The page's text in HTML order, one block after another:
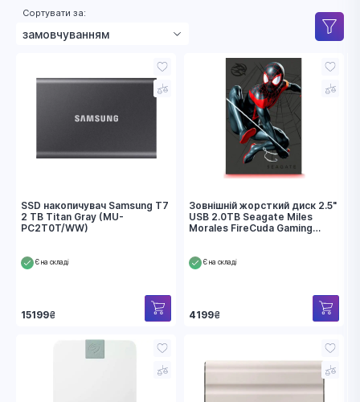
Сортувати за:
зростанням ціни
рейтингом
SSD накопичувач Samsung T7
2 TB Titan Gray (MU-
PC2T0T/WW)
Є на складі
15199₴
Зовнішній жорсткий диск 2.5"
USB 2.0TB Seagate Miles
Morales FireCuda Gaming
Є на складі
4199₴